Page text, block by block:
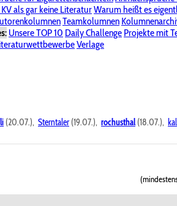
als gar keine LiteraturWarum heißt es
Teamkolumnen
Unsere TOP 10 Daily Challenge Projekte mit
Verlage
Spende für KV Unsere SpenderlisteAlle
& BilderStalkingDatenschutzerklärung
(20.07.), Sterntaler (19.07.), rochusthal (18.07.),